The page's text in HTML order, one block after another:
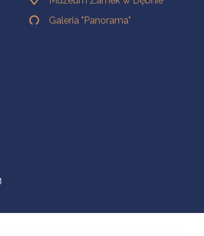
Galeria "Panorama"